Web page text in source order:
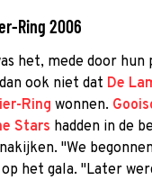
Ring 2006
het, mede door
ook niet dat De
Ring wonnen.
Stars hadden in de
"We
op het gala. "Later